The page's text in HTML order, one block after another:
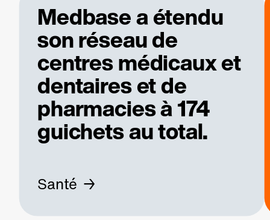
Medbase a étendu
son réseau de
centres médicaux et
dentaires et de
pharmacies à 174
guichets au total.
Santé